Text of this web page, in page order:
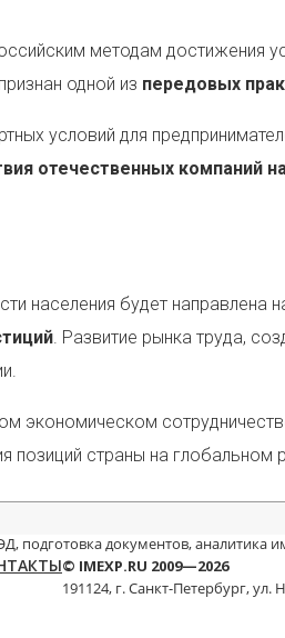
методам достижения
признан одной из передовых
условий для
отечественных компаний
населения будет направлена
. Развитие рынка труда,
экономическом
позиций страны на глобальном
подготовка документов,
© IMEXP.RU 2009—2026
191124, г. Санкт-Петербург,ул.